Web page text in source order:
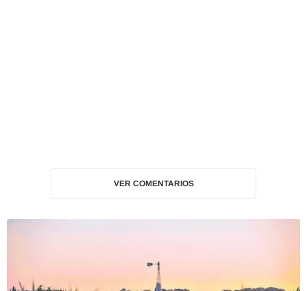
VER COMENTARIOS